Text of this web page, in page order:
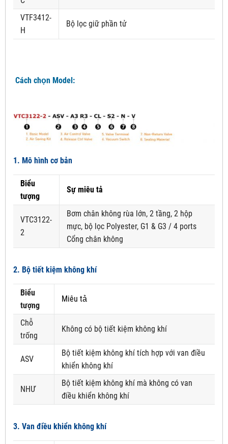
VTF3412-
H
Bộ lọc giữ phần tử
Cách chọn Model:
1. Mô hình cơ bản
Biểu
tượng
Sự miêu tả
VTC3122-
2
Bơm chân không rùa lớn, 2 tầng, 2 hộp
mực, bộ lọc Polyester, G1 & G3 / 4 ports
Cổng chân không
2. Bộ tiết kiệm không khí
Biểu
tượng
Miêu tả
Chỗ
trống
Không có bộ tiết kiệm không khí
ASV
Bộ tiết kiệm không khí tích hợp với van điều
khiển không khí
NHƯ
Bộ tiết kiệm không khí mà không có van
điều khiển không khí
3. Van điều khiển không khí